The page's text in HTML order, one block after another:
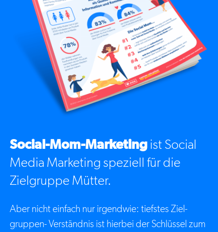
Social-Mom-Marketing ist Social
Media Marketing speziell für die
Zielgruppe Mütter.
Aber nicht einfach nur irgendwie: tiefstes Ziel­
gruppen- Verständnis ist hierbei der Schlüssel zum